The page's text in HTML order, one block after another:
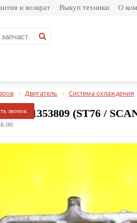
и возврат Выкуп техники О
звонок
Двигатель Система охлаждения
1353809 (ST76 /